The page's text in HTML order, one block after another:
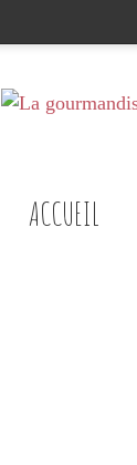
ACCUEIL